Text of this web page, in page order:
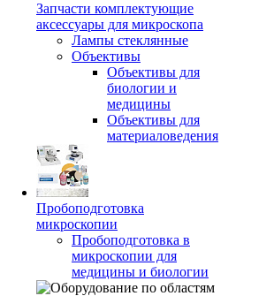
Запчасти комплектующие
аксессуары для микроскопа
Лампы стеклянные
Объективы
Объективы для
биологии и
медицины
Объективы для
материаловедения
Пробоподготовка
микроскопии
Пробоподготовка в
микроскопии для
медицины и биологии